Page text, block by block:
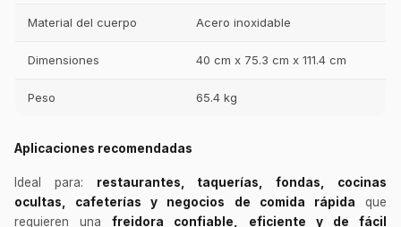
Material del cuerpo Acero inoxidable
Dimensiones 40 cm x 75.3 cm x 111.4 cm
Peso 65.4 kg
Aplicaciones recomendadas
Ideal para: restaurantes, taquerías, fondas, cocinas
ocultas, cafeterías y negocios de comida rápida que
requieren unafreidora confiable, eficiente y de fácil